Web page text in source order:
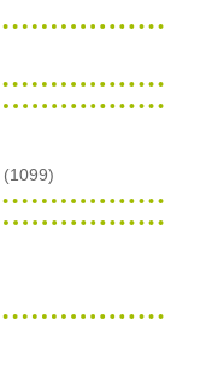
(1099)